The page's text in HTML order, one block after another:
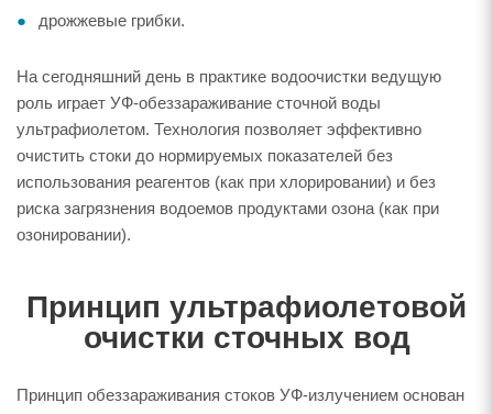
дрожжевые грибки.
На сегодняшний день в практике водоочистки ведущую
роль играет УФ-обеззараживание сточной воды
ультрафиолетом. Технология позволяет эффективно
очистить стоки до нормируемых показателей без
использования реагентов (как при хлорировании) и без
риска загрязнения водоемов продуктами озона (как при
озонировании).
Принцип ультрафиолетовой
очистки сточных вод
Принцип обеззараживания стоков УФ-излучением основан